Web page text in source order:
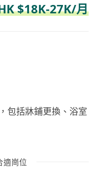
$18K-27K/月
包括牀鋪更換、浴室
確保房間整潔舒適並
發問題，維持房間正
適崗位